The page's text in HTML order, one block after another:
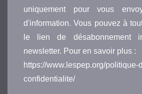
uniquement pour vous
d'information. Vous pouvez à
le lien de désabonnement
newsletter. Pour en savoir plus :
https://www.lespep.org/politique-
confidentialite/